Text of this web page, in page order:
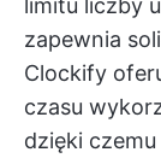
zapewnia
Clockify
czasu
dzięki